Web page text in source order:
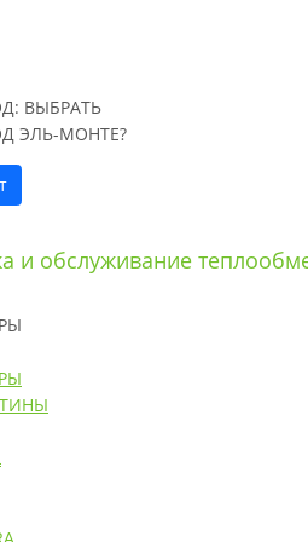
ВЫБРАТЬ
ЭЛЬ-МОНТЕ?